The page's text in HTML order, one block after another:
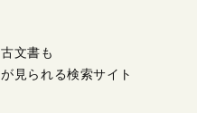
文書も
見られる検索サイト